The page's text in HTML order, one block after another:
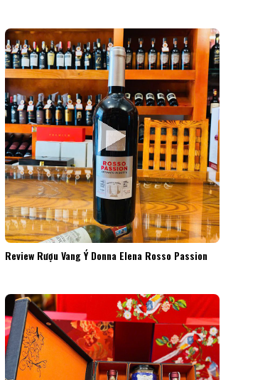
Review Rượu Vang Ý Donna Elena Rosso Passion